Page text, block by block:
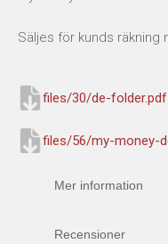
Säljes för kunds räkning
files/30/de-folder.pdf
files/56/my-money-
Mer information
Recensioner